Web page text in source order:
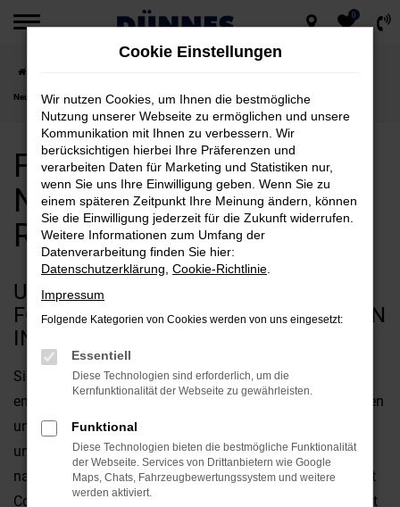
Zum
springen
0
Neuwagen für Regensburg kaufen
Ford Transit Connect
Neuwagen für
Regensburg kaufen
UNSERE ARGUMENTE FÜR EINEN
FORD TRANSIT CONNECT NEUWAGEN
IN REGENSBURG
Sie suchen nach Argumenten beim Autokauf? Dann
empfehlen wir Ihnen einen Ford Transit Connect Neuwagen
und damit die qualitativ beste Mobilität für Regensburg
und Umgebung. Wohlgemerkt: dieses Modell überzeugt
natürlich auch gebraucht, doch nur bei einem Ford Transit
Connect Neuwagen können Sie die Ausstattung nach Lust
Cookie Einstellungen
Wir nutzen Cookies, um Ihnen die bestmögliche
Nutzung unserer Webseite zu ermöglichen und unsere
Kommunikation mit Ihnen zu verbessern. Wir
berücksichtigen hierbei Ihre Präferenzen und
verarbeiten Daten für Marketing und Statistiken nur,
wenn Sie uns Ihre Einwilligung geben. Wenn Sie zu
einem späteren Zeitpunkt Ihre Meinung ändern, können
Sie die Einwilligung jederzeit für die Zukunft widerrufen.
Weitere Informationen zum Umfang der
Datenverarbeitung finden Sie hier:
Datenschutzerklärung Cookie-Richtlinie
Impressum
Folgende Kategorien von Cookies werden von uns eingesetzt:
Essentiell
Diese Technologien sind erforderlich, um die
Kernfunktionalität der Webseite zu gewährleisten.
Funktional
Diese Technologien bieten die bestmögliche Funktionalität
der Webseite. Services von Drittanbietern wie Google
Maps, Chats, Fahrzeugbewertungssystem und weitere
werden aktiviert.